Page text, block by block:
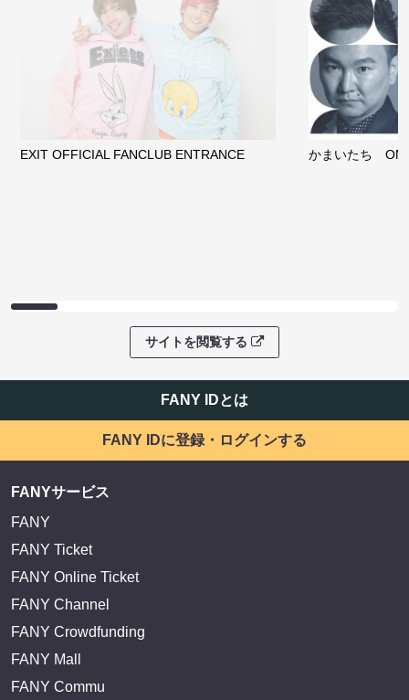
EXIT OFFICIAL FANCLUB ENTRANCE かまいたち
FANY IDとは
FANY IDに登録・ログインする
FANY
FANY Ticket
FANY Online Ticket
FANY Channel
FANY Crowdfunding
FANY Mall
FANY Commu